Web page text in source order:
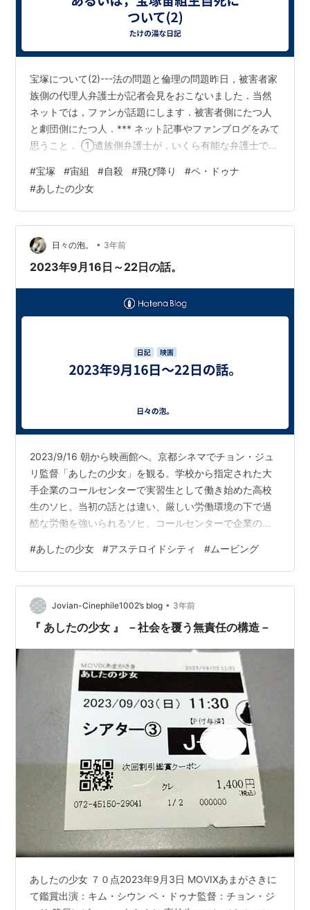
宝塚について(2)---法の問題と倫理の問題昨日，被害者家
族側の代理人弁護士が記者会見をおこないました．当然
ネットでは，ファンが話題にします．被害者側にたつ人
と劇団側にたつ人．*** ネット記事やファンブログをみて
思うこと． ①遺族側弁護士が，いくら有能な弁護士であ
し，代理弁護人にしても企業にむきあえばちっぽけな存
在にすぎないことがどの記事にもかかれていません．
➁「パワハラ」と見えても日本の司法で裁判までいって
「パワハラ」認定されることはなかなか難しいこと．加
害者は企業側であるから関係者から証拠となる「証言」
を得ることはほとんど不可能であり，証…
#宝塚 #宙組 #自殺 #飛び降り #ペ・ドゥナ
#あしたの少女
日々の泡。 • 3年前
2023年9月16日～22日の話。
2023/9/16 朝から映画館へ。京都シネマでチョン・ジュ
リ監督「あしたの少女」を観る。学校から指定された大
手企業のコールセンターで実習生として働き始めた高校
生のソヒ。当初の話とは違い、厳しい労働環境の下で過
酷な労働を強いられるソヒ。コールセンターで企業の矢
成績を貼り出され上司からは激しい叱責を受け、成績が
上がっても成果報酬は与えられない。両親も学校も現状
を理解できず通り一遍の言葉を与えるだけ。勝ち気で前
向きだったソヒは徐々に疲弊し追い詰められていく。そ
してついにソヒの心は壊れてしまい自ら命を絶ってしま
#あしたの少女 #アステロイドシティ #ムービング
Jovian-Cinephile1002’s blog • 3年前
『 あしたの少女 』 －社会を覆う無責任の構造－
あしたの少女 ７０点2023年9月3日 MOVIXあまがさきに
て鑑賞出演：キム・シウン ペ・ドゥナ監督：チョン・ジ